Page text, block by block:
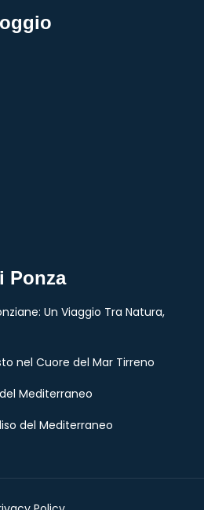
Ponza
Un Viaggio Tra Natura,
nel Cuore del Mar Tirreno
Mediterraneo
del Mediterraneo